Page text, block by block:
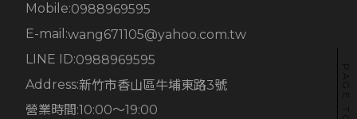
Mobile:0988969595
E-mail:wang671105@yahoo.com.tw
LINE ID:0988969595
Address:新竹市香山區牛埔東路3號
營業時間:10:00～19:00